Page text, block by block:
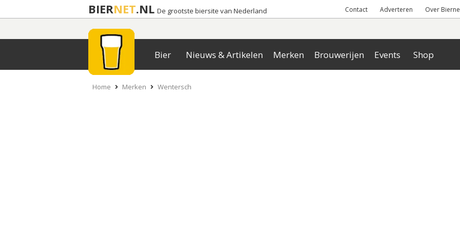
BIERNET.NL De grootste biersite van Nederland Contact Adverteren Over
Bier Nieuws & Artikelen Merken Brouwerijen Events Shop
Home Merken Wentersch